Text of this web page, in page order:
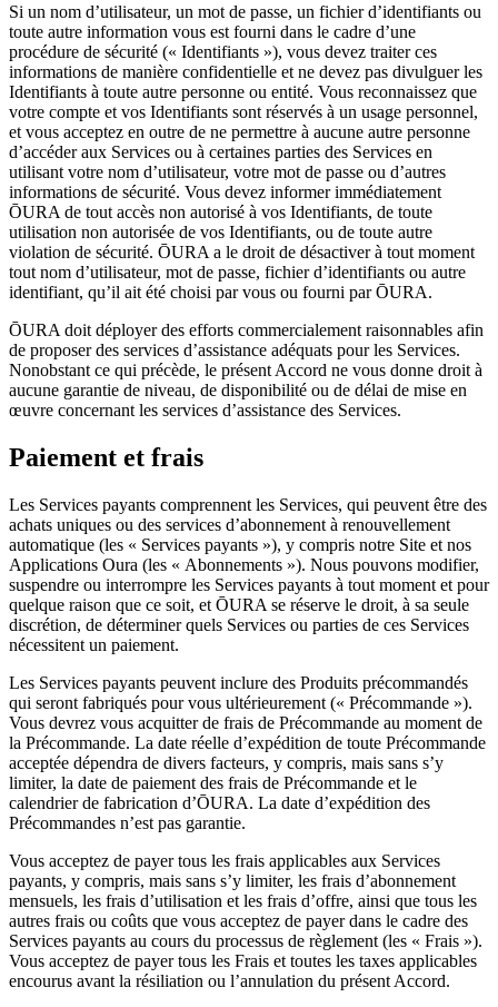
Si un nom d’utilisateur, un mot de passe, un fichier d’identifiants ou
toute autre information vous est fourni dans le cadre d’une
procédure de sécurité (« Identifiants »), vous devez traiter ces
informations de manière confidentielle et ne devez pas divulguer les
Identifiants à toute autre personne ou entité. Vous reconnaissez que
votre compte et vos Identifiants sont réservés à un usage personnel,
et vous acceptez en outre de ne permettre à aucune autre personne
d’accéder aux Services ou à certaines parties des Services en
utilisant votre nom d’utilisateur, votre mot de passe ou d’autres
informations de sécurité. Vous devez informer immédiatement
ŌURA de tout accès non autorisé à vos Identifiants, de toute
utilisation non autorisée de vos Identifiants, ou de toute autre
violation de sécurité. ŌURA a le droit de désactiver à tout moment
tout nom d’utilisateur, mot de passe, fichier d’identifiants ou autre
identifiant, qu’il ait été choisi par vous ou fourni par ŌURA.
ŌURA doit déployer des efforts commercialement raisonnables afin
de proposer des services d’assistance adéquats pour les Services.
Nonobstant ce qui précède, le présent Accord ne vous donne droit à
aucune garantie de niveau, de disponibilité ou de délai de mise en
œuvre concernant les services d’assistance des Services.
Paiement et frais
Les Services payants comprennent les Services, qui peuvent être des
achats uniques ou des services d’abonnement à renouvellement
automatique (les « Services payants »), y compris notre Site et nos
Applications Oura (les « Abonnements »). Nous pouvons modifier,
suspendre ou interrompre les Services payants à tout moment et pour
quelque raison que ce soit, et ŌURA se réserve le droit, à sa seule
discrétion, de déterminer quels Services ou parties de ces Services
nécessitent un paiement.
Les Services payants peuvent inclure des Produits précommandés
qui seront fabriqués pour vous ultérieurement (« Précommande »).
Vous devrez vous acquitter de frais de Précommande au moment de
la Précommande. La date réelle d’expédition de toute Précommande
acceptée dépendra de divers facteurs, y compris, mais sans s’y
limiter, la date de paiement des frais de Précommande et le
calendrier de fabrication d’ŌURA. La date d’expédition des
Précommandes n’est pas garantie.
Vous acceptez de payer tous les frais applicables aux Services
payants, y compris, mais sans s’y limiter, les frais d’abonnement
mensuels, les frais d’utilisation et les frais d’offre, ainsi que tous les
autres frais ou coûts que vous acceptez de payer dans le cadre des
Services payants au cours du processus de règlement (les « Frais »).
Vous acceptez de payer tous les Frais et toutes les taxes applicables
encourus avant la résiliation ou l’annulation du présent Accord.